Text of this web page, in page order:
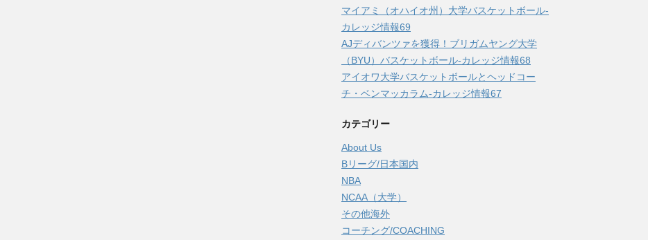
マイアミ（オハイオ州）大学バスケットボール-
カレッジ情報69
AJディバンツァを獲得！ブリガムヤング大学
（BYU）バスケットボール-カレッジ情報68
アイオワ大学バスケットボールとヘッドコー
チ・ベンマッカラム-カレッジ情報67
カテゴリー
About Us
Bリーグ/日本国内
NBA
NCAA（大学）
その他海外
コーチング/COACHING